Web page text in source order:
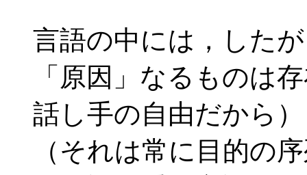
言語の中には，した
「原因」なるものは
話し手の自由だから
（それは常に目的の